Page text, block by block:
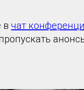
в чат